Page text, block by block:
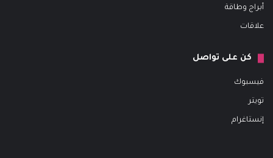
أبراج وطاقة
علاقات
كن على تواصل
فيسبوك
تويتر
إنستاغرام